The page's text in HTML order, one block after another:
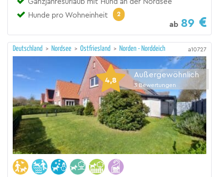
Ganzjahresurlaub mit Hund an der Nordsee
Hunde pro Wohneinheit
2
ab 89
Deutschland > Nordsee > Ostfriesland > Norden - Norddeich a10727
4,8
Außergewöhnlich
3 Bewertungen